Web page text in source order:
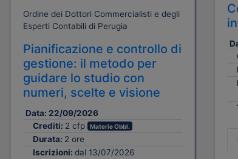
Ordine dei Dottori Commercialisti e degli
Esperti Contabili di Perugia
Pianificazione e controllo di
gestione: il metodo per
guidare lo studio con
numeri, scelte e visione
Data: 22/09/2026
Crediti: 2 cfp Materie Obbl.
Durata: 2 ore
Iscrizioni: dal 13/07/2026